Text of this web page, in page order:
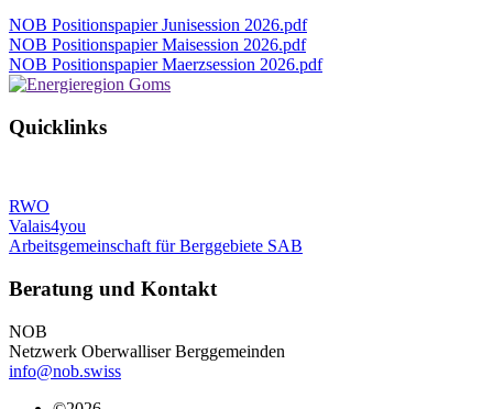
NOB Positionspapier Junisession 2026.pdf
NOB Positionspapier Maisession 2026.pdf
NOB Positionspapier Maerzsession 2026.pdf
Quicklinks
RWO
Valais4you
Arbeitsgemeinschaft für Berggebiete SAB
Beratung und Kontakt
NOB
Netzwerk Oberwalliser Berggemeinden
info@nob.swiss